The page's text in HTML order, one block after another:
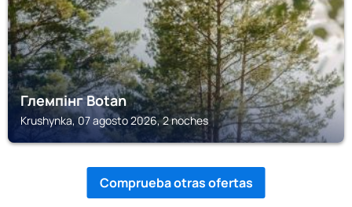
Глемпінг Botan
Krushynka, 07 agosto 2026, 2 noches
Comprueba otras ofertas